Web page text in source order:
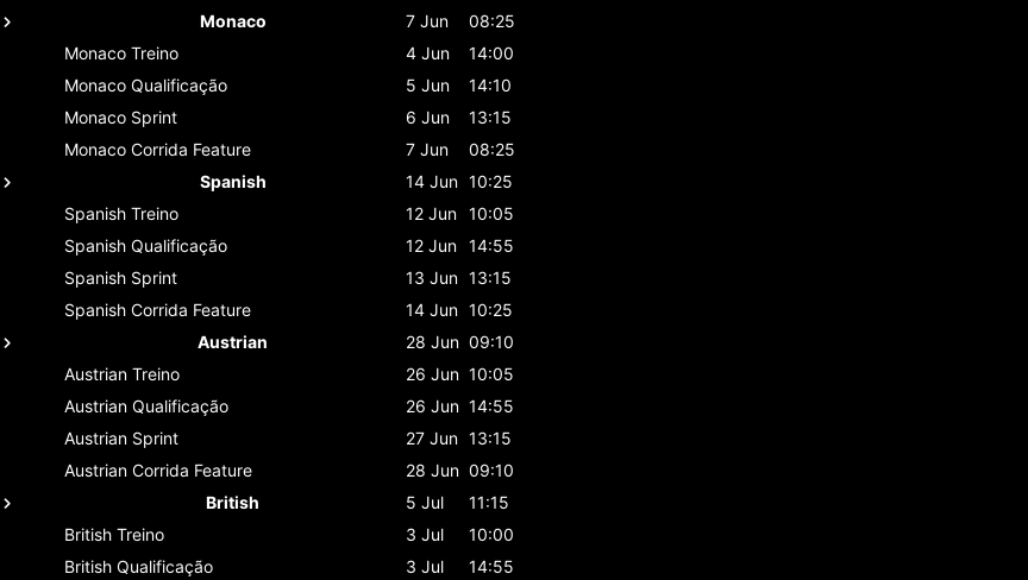
Monaco
7 Jun
08:25
Monaco Treino 4 Jun
14:00
Monaco Qualificação 5 Jun
14:10
Monaco Sprint 6 Jun
13:15
Monaco Corrida Feature 7 Jun
08:25
Spanish
14 Jun 10:25
Spanish Treino 12 Jun 10:05
Spanish Qualificação 12 Jun 14:55
Spanish Sprint 13 Jun 13:15
Spanish Corrida Feature 14 Jun 10:25
Austrian
28 Jun 09:10
Austrian Treino 26 Jun 10:05
Austrian Qualificação 26 Jun 14:55
Austrian Sprint 27 Jun 13:15
Austrian Corrida Feature 28 Jun 09:10
British
5 Jul
11:15
British Treino 3 Jul
10:00
British Qualificação 3 Jul
14:55